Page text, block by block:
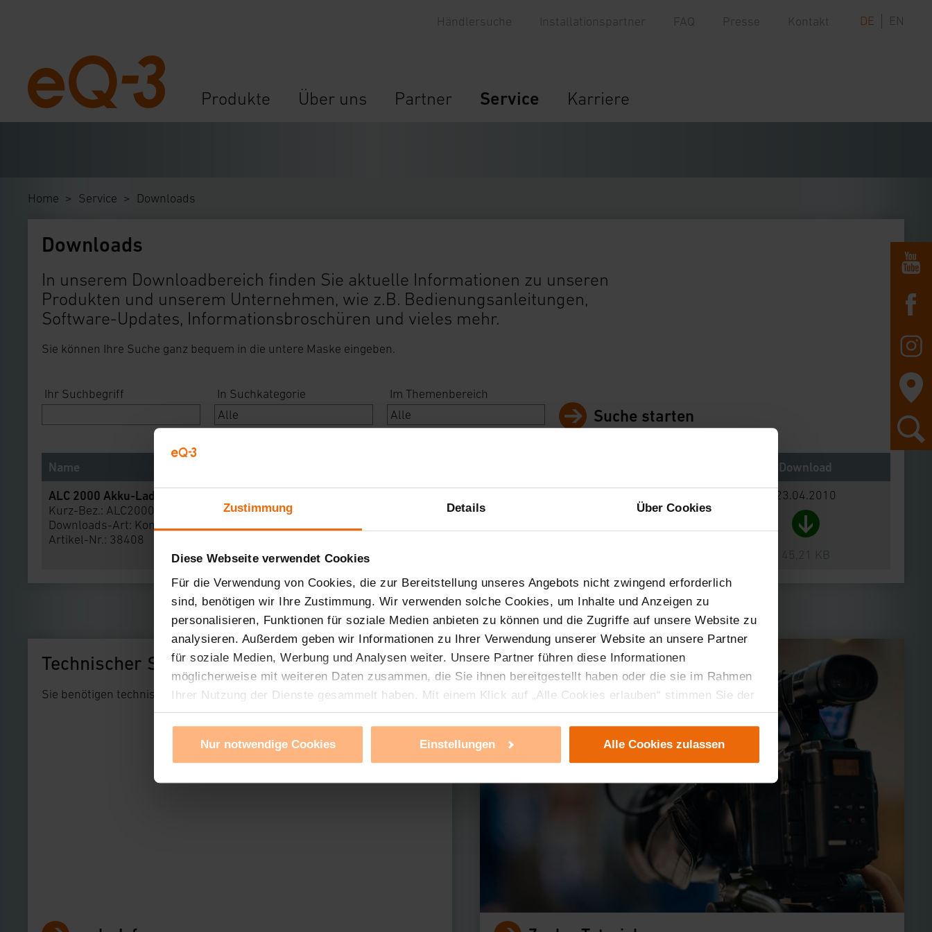
Zustimmung Details Über Cookies
Diese Webseite verwendet Cookies
Für die Verwendung von Cookies, die zur Bereitstellung unseres Angebots nicht zwingend erforderlich
sind, benötigen wir Ihre Zustimmung. Wir verwenden solche Cookies, um Inhalte und Anzeigen zu
personalisieren, Funktionen für soziale Medien anbieten zu können und die Zugriffe auf unsere Website zu
analysieren. Außerdem geben wir Informationen zu Ihrer Verwendung unserer Website an unsere Partner
für soziale Medien, Werbung und Analysen weiter. Unsere Partner führen diese Informationen
möglicherweise mit weiteren Daten zusammen, die Sie ihnen bereitgestellt haben oder die sie im Rahmen
Ihrer Nutzung der Dienste gesammelt haben. Mit einem Klick auf „Alle Cookies erlauben“ stimmen Sie der
Verwendung von Cookies für alle vorgenannten Zwecke zu. Eine detaillierte Auflistung der einzelnen
Sie können die Verwendung nicht notwendiger Cookies ablehnen oder ihr ganz oder teilweise zustimmen.
widerrufen. Ihre Browser-Einstellungen können dazu führen, dass die Einstellungen nicht längerfristig
Nur notwendige Cookies Einstellungen Alle Cookies zulassen
Navigation
Produkte Über uns Partner Service Karriere
Händlersuche Installationspartner FAQ Presse Kontakt DE EN
Home Service Downloads
Downloads
In unserem Downloadbereich finden Sie aktuelle Informationen zu unseren
Produkten und unserem Unternehmen, wie z.B. Bedienungsanleitungen,
Software-Updates, Informationsbroschüren und vieles mehr.
Sie können Ihre Suche ganz bequem in die untere Maske eingeben.
Ihr Suchbegriff In Suchkategorie Im Themenbereich
Suche starten
Name
Download
ALC 2000 Akku-Lade-Center
Kurz-Bez.: ALC2000E
Downloads-Art: Konformitätserklärung
Artikel-Nr.: 38408
23.04.2010
45,21 KB
Technischer Support
Sie benötigen technischen Support bei einem unserer Produkte?